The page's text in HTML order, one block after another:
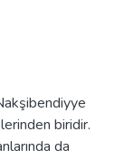
biridir.
da